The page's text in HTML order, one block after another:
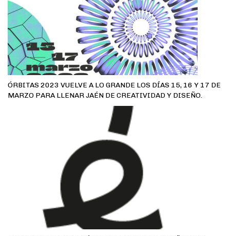
ÓRBITAS 2023 VUELVE A LO GRANDE LOS DÍAS 15, 16 Y 17 DE
MARZO PARA LLENAR JAÉN DE CREATIVIDAD Y DISEÑO.